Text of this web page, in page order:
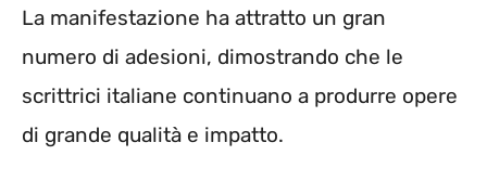
La manifestazione ha attratto un gran
numero di adesioni, dimostrando che le
scrittrici italiane continuano a produrre opere
di grande qualità e impatto.